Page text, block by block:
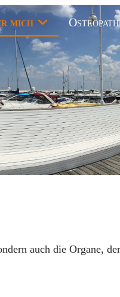
mich
auch die Organe,